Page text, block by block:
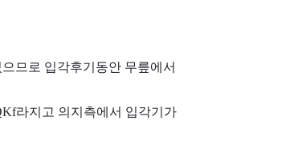
므로 입각후기동안 무릎에서
라지고 의지측에서 입각기가